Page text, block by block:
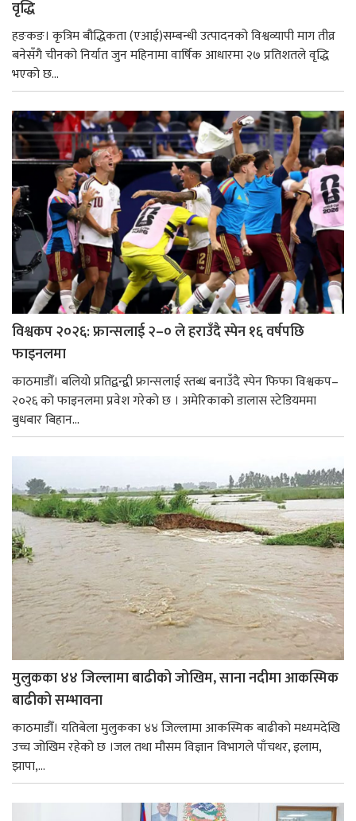
वृद्धि
हङकङ। कृत्रिम बौद्धिकता (एआई)सम्बन्धी उत्पादनको विश्वव्यापी माग तीव्र
बनेसँगै चीनको निर्यात जुन महिनामा वार्षिक आधारमा २७ प्रतिशतले वृद्धि
भएको छ...
विश्वकप २०२६: फ्रान्सलाई २–० ले हराउँदै स्पेन १६ वर्षपछि
फाइनलमा
काठमाडौँ। बलियो प्रतिद्वन्द्वी फ्रान्सलाई स्तब्ध बनाउँदै स्पेन फिफा विश्वकप–
२०२६ को फाइनलमा प्रवेश गरेको छ । अमेरिकाको डालास स्टेडियममा
बुधबार बिहान...
मुलुकका ४४ जिल्लामा बाढीको जोखिम, साना नदीमा आकस्मिक
बाढीको सम्भावना
काठमाडौँ। यतिबेला मुलुकका ४४ जिल्लामा आकस्मिक बाढीको मध्यमदेखि
उच्च जोखिम रहेको छ ।जल तथा मौसम विज्ञान विभागले पाँचथर, इलाम,
झापा,...